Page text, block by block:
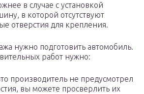
в случае с установкой
в которой отсутствуют
отверстия для крепления.
нужно подготовить автомобиль.
работ нужно:
производитель не предусмотрел
вы можете просверлить их